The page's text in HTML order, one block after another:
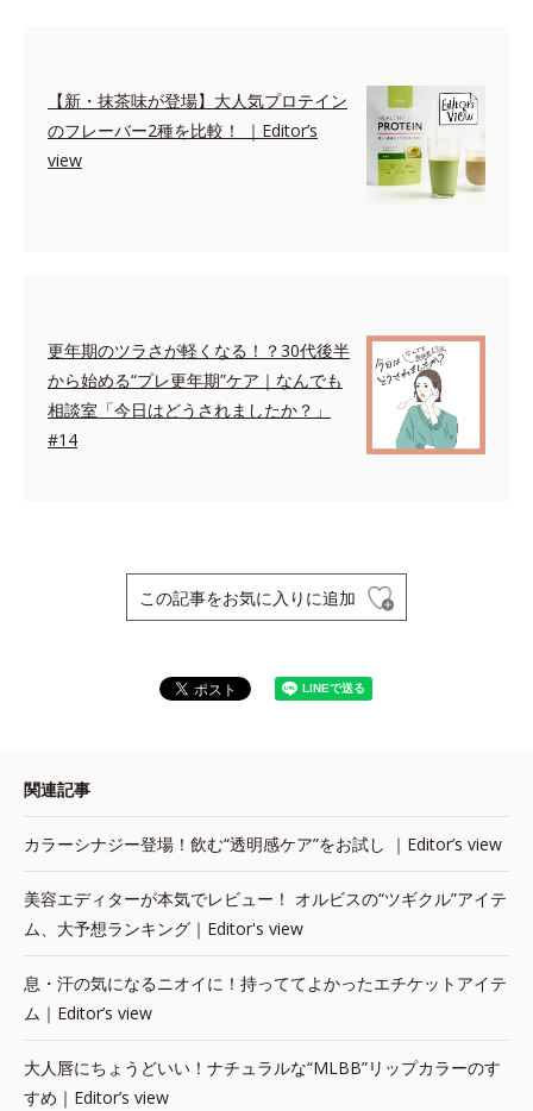
【新・抹茶味が登場】大人気プロテイン
のフレーバー2種を比較！ ｜Editor’s
view
更年期のツラさが軽くなる！？30代後半
から始める“プレ更年期”ケア｜なんでも
相談室「今日はどうされましたか？」
#14
この記事をお気に入りに追加
関連記事
カラーシナジー登場！飲む“透明感ケア”をお試し ｜Editor’s view
美容エディターが本気でレビュー！ オルビスの“ツギクル”アイテ
ム、大予想ランキング｜Editor's view
息・汗の気になるニオイに！持っててよかったエチケットアイテ
ム｜Editor’s view
大人唇にちょうどいい！ナチュラルな“MLBB”リップカラーのす
すめ｜Editor’s view